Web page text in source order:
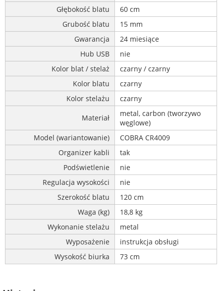
Głębokość blatu
60 cm
Grubość blatu
15 mm
Gwarancja
24 miesiące
Hub USB
nie
Kolor blat / stelaż
czarny / czarny
Kolor blatu
czarny
Kolor stelażu
czarny
Materiał
metal, carbon (tworzywo
węglowe)
Model (wariantowanie)
COBRA CR4009
Organizer kabli
tak
Podświetlenie
nie
Regulacja wysokości
nie
Szerokość blatu
120 cm
Waga (kg)
18,8 kg
Wykonanie stelażu
metal
Wyposażenie
instrukcja obsługi
Wysokość biurka
73 cm